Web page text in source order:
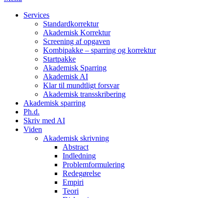
Services
Standardkorrektur
Akademisk Korrektur
Screening af opgaven
Kombipakke – sparring og korrektur
Startpakke
Akademisk Sparring
Akademisk AI
Klar til mundtligt forsvar
Akademisk transskribering
Akademisk sparring
Ph.d.
Skriv med AI
Viden
Akademisk skrivning
Abstract
Indledning
Problemformulering
Redegørelse
Empiri
Teori